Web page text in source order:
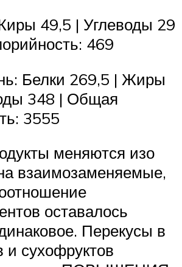
49,5 | Углеводы 29
469
Белки 269,5 | Жиры
348 | Общая
3555
меняются изо
взаимозаменяемые,
оставалось
Перекусы в
и сухофруктов